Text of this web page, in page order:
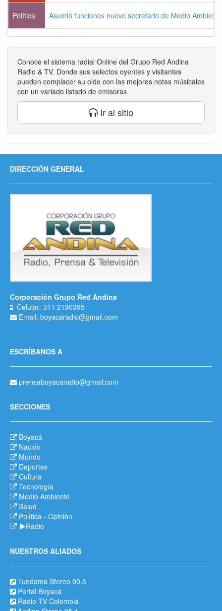
Política Asumió funciones nuevo secretario de Medio
Conoce el sistema radial Online del Grupo Red Andina
Radio & TV. Donde sus selectos oyentes y visitantes
pueden complacer su oido con las mejores notas músicales
con un variado listado de emisoras
Ir al sitio
DIRECCIÓN GENERAL
Corporación Grupo Red Andina
Celular: 311 2190395
Email: boyacaradio@gmail.com
ESCRÍBANOS A
prensaboyacaradio@gmail.com
SECCIONES
Boyacá
Nación
Mundo
Deportes
Cultura
Tecnología
Medio Ambiente
Salud
Política - Opinión
Radio
NUESTROS ALIADOS
Tundama Stereo 90.6
Portal Boyacá
Radio TV Colombia